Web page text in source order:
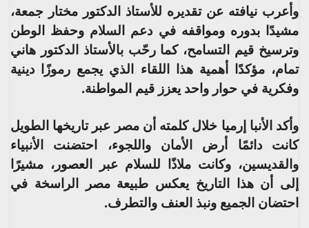
وأعرب نيافته عن تقديره للأستاذ الدكتور مختار جمعة،
مشيدًا بدوره ومواقفه في دعم السلام وحفظ الوطن
وترسيخ قيم التسامح، كما رحّب بالأستاذ الدكتور هاني
تمام، مؤكدًا أهمية هذا اللقاء الذي يجمع رموزًا دينية
وفكرية في حوار واحد يعزز قيم المواطنة.
وأكد الأنبا إرميا خلال كلمته أن مصر عبر تاريخها الطويل
كانت دائمًا أرض الأمان واللجوء، احتضنت الأنبياء
والقديسين، وكانت ملاذًا للسلام عبر العصور، مشيرًا
إلى أن هذا التاريخ يعكس طبيعة مصر الراسخة في
احتضان الجميع ونبذ العنف والتطرف.